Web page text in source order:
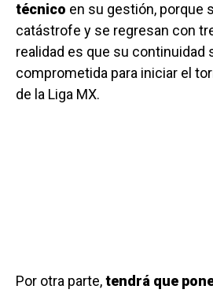
técnico en su gestión, porque
catástrofe y se regresan con
realidad es que su continuidad
comprometida para iniciar el
de la Liga MX.
Por otra parte,tendrá que